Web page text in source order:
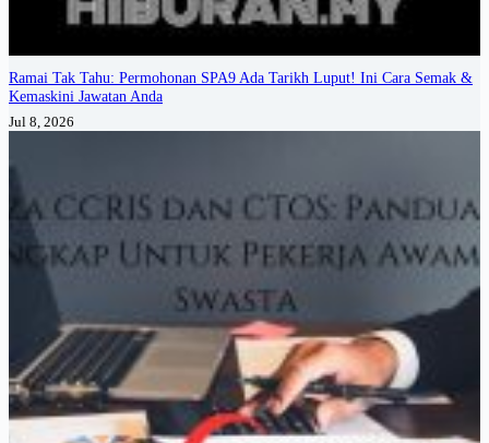
Ramai Tak Tahu: Permohonan SPA9 Ada Tarikh Luput! Ini Cara Semak &
Kemaskini Jawatan Anda
Jul 8, 2026